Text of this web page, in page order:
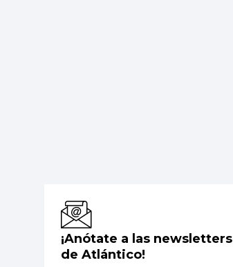
¡Anótate a las newsletters
de Atlántico!